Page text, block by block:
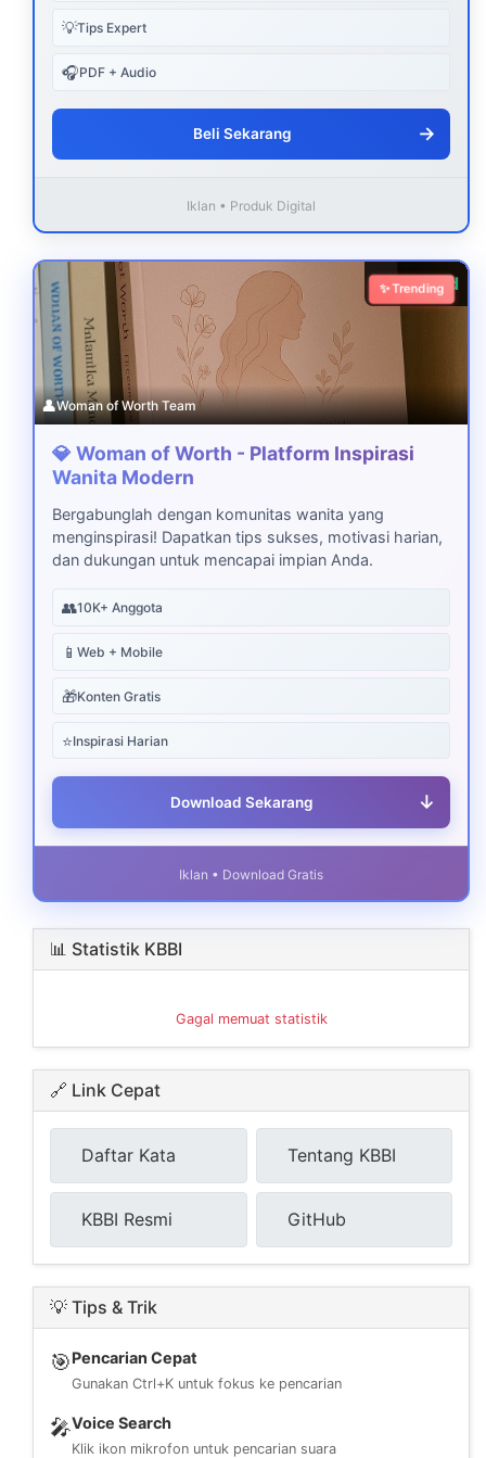
💡Tips Expert
🎧PDF + Audio
Beli Sekarang →
Iklan • Produk Digital
Download
✨ Trending
👤Woman of Worth Team
💎 Woman of Worth - Platform Inspirasi
Wanita Modern
Bergabunglah dengan komunitas wanita yang
menginspirasi! Dapatkan tips sukses, motivasi harian,
dan dukungan untuk mencapai impian Anda.
👥10K+ Anggota
📱 Web + Mobile
🎁Konten Gratis
⭐Inspirasi Harian
Download Sekarang ↓
Iklan • Download Gratis
📊 Statistik KBBI
Gagal memuat statistik
🔗 Link Cepat
Daftar Kata Tentang KBBI
KBBI Resmi GitHub
💡 Tips & Trik
🎯Pencarian Cepat
Gunakan Ctrl+K untuk fokus ke pencarian
🎤Voice Search
Klik ikon mikrofon untuk pencarian suara